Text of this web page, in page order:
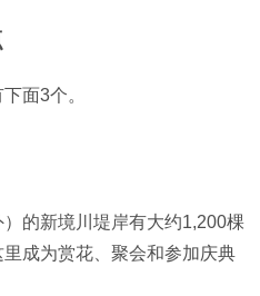
面3个。
的新境川堤岸有大约1,200棵
成为赏花、聚会和参加庆典